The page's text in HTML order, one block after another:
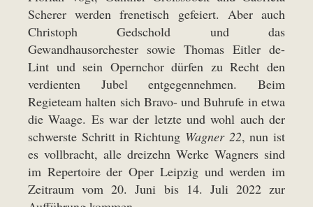
Scherer werden frenetisch gefeiert. Aber auch
Christoph Gedschold und das
Gewandhausorchester sowie Thomas Eitler de-
Lint und sein Opernchor dürfen zu Recht den
verdienten Jubel entgegennehmen. Beim
Regieteam halten sich Bravo- und Buhrufe in etwa
die Waage. Es war der letzte und wohl auch der
schwerste Schritt in Richtung Wagner 22, nun ist
es vollbracht, alle dreizehn Werke Wagners sind
im Repertoire der Oper Leipzig und werden im
Zeitraum vom 20. Juni bis 14. Juli 2022 zur